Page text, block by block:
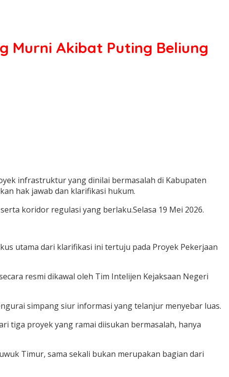
Murni Akibat Puting Beliung
infrastruktur yang dinilai bermasalah di Kabupaten
hak jawab dan klarifikasi hukum.
koridor regulasi yang berlaku.Selasa 19 Mei 2026.
utama dari klarifikasi ini tertuju pada Proyek Pekerjaan
resmi dikawal oleh Tim Intelijen Kejaksaan Negeri
simpang siur informasi yang telanjur menyebar luas.
tiga proyek yang ramai diisukan bermasalah, hanya
Timur, sama sekali bukan merupakan bagian dari